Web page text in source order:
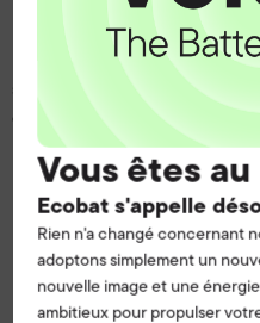
Vous êtes
Ecobat s'appelle
Rien n'a changé concernant
adoptons simplement un
nouvelle image et une
ambitieux pour propulser
Pour allonger leur durée de
recharger ses batteries en
son chargeur spécifique . Il
de charge. Les chargeurs
proscrire, sous peine de
Avantages